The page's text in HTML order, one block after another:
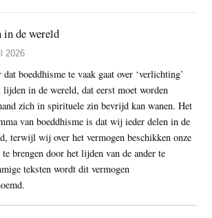
de wereld
2026
boeddhisme te vaak gaat over ‘verlichting’
lijden in de wereld, dat eerst moet worden
zich in spirituele zin bevrijd kan wanen. Het
van boeddhisme is dat wij ieder delen in de
terwijl wij over het vermogen beschikken onze
brengen door het lijden van de ander te
teksten wordt dit vermogen